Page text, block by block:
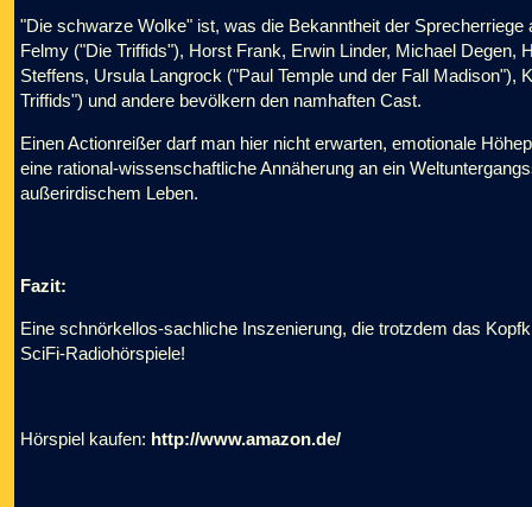
"Die schwarze Wolke" ist, was die Bekanntheit der
Felmy ("Die Triffids"), Horst Frank, Erwin Linder, Michael Degen,
Steffens, Ursula Langrock ("Paul Temple und der Fall Madison"),
Triffids") und andere bevölkern den namhaften Cast.
Einen Actionreißer darf man hier nicht erwarten, emotionale
eine rational-wissenschaftliche Annäherung an ein
außerirdischem Leben.
Fazit:
Eine schnörkellos-sachliche Inszenierung, die trotzdem das
SciFi-Radiohörspiele!
Hörspiel kaufen: http://www.amazon.de/